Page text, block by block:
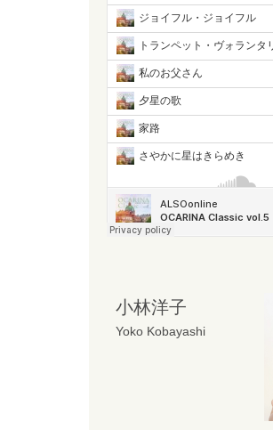
小林洋子
Yoko Kobayashi